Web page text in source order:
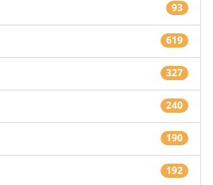
93
619
327
240
190
192